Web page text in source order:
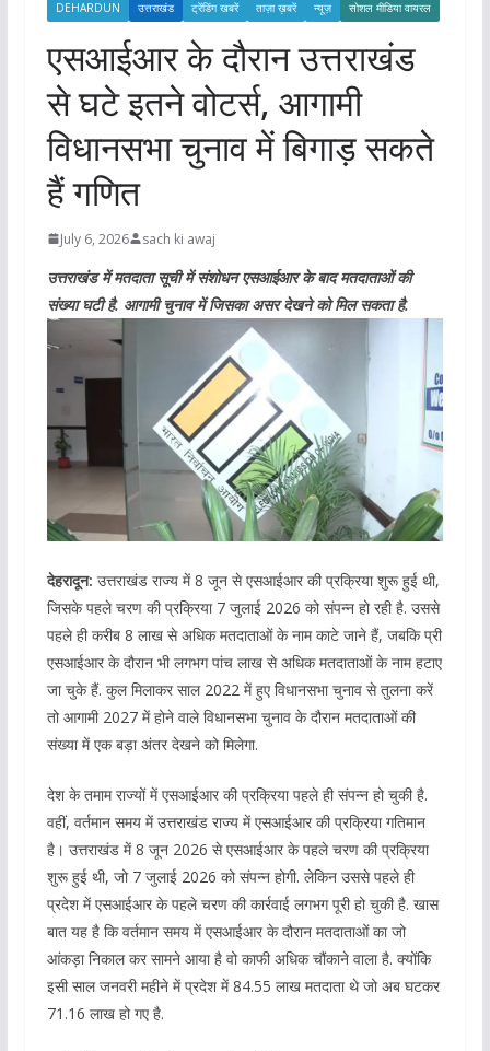
DEHARDUN उत्तराखंड ट्रेंडिंग खबरें ताज़ा ख़बरें न्यूज़ सोशल मीडिया वायरल
एसआईआर के दौरान उत्तराखंड
से घटे इतने वोटर्स, आगामी
विधानसभा चुनाव में बिगाड़ सकते
हैं गणित
July 6, 2026 sach ki awaj
उत्तराखंड में मतदाता सूची में संशोधन एसआईआर के बाद मतदाताओं की
संख्या घटी है. आगामी चुनाव में जिसका असर देखने को मिल सकता है.
देहरादून: उत्तराखंड राज्य में 8 जून से एसआईआर की प्रक्रिया शुरू हुई थी,
जिसके पहले चरण की प्रक्रिया 7 जुलाई 2026 को संपन्न हो रही है. उससे
पहले ही करीब 8 लाख से अधिक मतदाताओं के नाम काटे जाने हैं, जबकि प्री
एसआईआर के दौरान भी लगभग पांच लाख से अधिक मतदाताओं के नाम हटाए
जा चुके हैं. कुल मिलाकर साल 2022 में हुए विधानसभा चुनाव से तुलना करें
तो आगामी 2027 में होने वाले विधानसभा चुनाव के दौरान मतदाताओं की
संख्या में एक बड़ा अंतर देखने को मिलेगा.
देश के तमाम राज्यों में एसआईआर की प्रक्रिया पहले ही संपन्न हो चुकी है.
वहीं, वर्तमान समय में उत्तराखंड राज्य में एसआईआर की प्रक्रिया गतिमान
है। उत्तराखंड में 8 जून 2026 से एसआईआर के पहले चरण की प्रक्रिया
शुरू हुई थी, जो 7 जुलाई 2026 को संपन्न होगी. लेकिन उससे पहले ही
प्रदेश में एसआईआर के पहले चरण की कार्रवाई लगभग पूरी हो चुकी है. खास
बात यह है कि वर्तमान समय में एसआईआर के दौरान मतदाताओं का जो
आंकड़ा निकाल कर सामने आया है वो काफी अधिक चौंकाने वाला है. क्योंकि
इसी साल जनवरी महीने में प्रदेश में 84.55 लाख मतदाता थे जो अब घटकर
71.16 लाख हो गए है.